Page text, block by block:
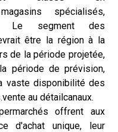
magasins spécialisés,
Le segment des
être la région à la
de la période projetée,
période de prévision,
vaste disponibilité des
vente au détailcanaux.
offrent aux
d'achat unique, leur